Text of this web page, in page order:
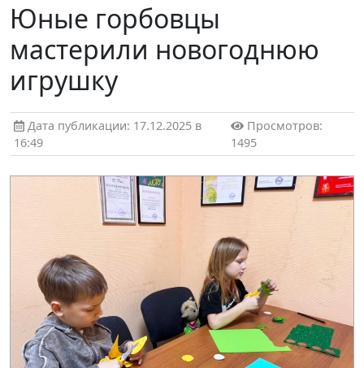
Юные горбовцы
мастерили новогоднюю
игрушку
Дата публикации: 17.12.2025 в
16:49
Просмотров:
1495